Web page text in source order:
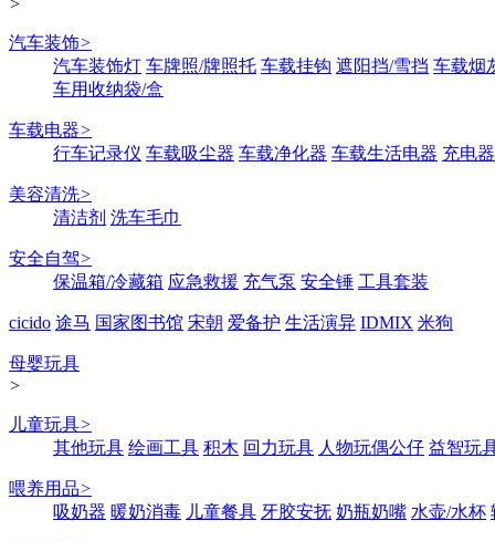
汽车装饰>
汽车装饰灯 车牌照/牌照托 车载挂钩 遮阳挡/雪挡 车载烟
车用收纳袋/盒
车载电器>
行车记录仪 车载吸尘器 车载净化器 车载生活电器 充电
美容清洗>
清洁剂 洗车毛巾
安全自驾>
保温箱/冷藏箱 应急救援 充气泵 安全锤 工具套装
cicido 途马 国家图书馆 宋朝 爱备护 生活演异 IDMIX 米狗
母婴玩具
>
儿童玩具>
其他玩具 绘画工具 积木 回力玩具 人物玩偶公仔 益智玩
喂养用品>
吸奶器 暖奶消毒 儿童餐具 牙胶安抚 奶瓶奶嘴 水壶/水杯